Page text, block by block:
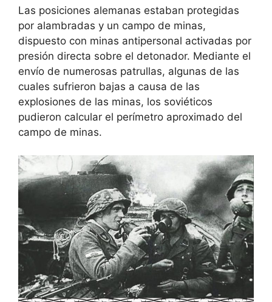
Las posiciones alemanas estaban protegidas
por alambradas y un campo de minas,
dispuesto con minas antipersonal activadas por
presión directa sobre el detonador. Mediante el
envío de numerosas patrullas, algunas de las
cuales sufrieron bajas a causa de las
explosiones de las minas, los soviéticos
pudieron calcular el perímetro aproximado del
campo de minas.